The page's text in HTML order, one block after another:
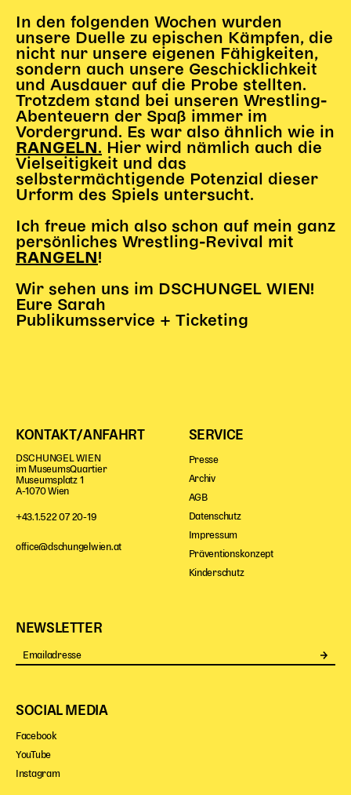
PÄDAGOGIK
Kunst + Wissen
Rund um den Vorstellungsbesuch
Begleitmaterial
TheaterPaket
Partnerklasse + Partnerschule
Schulabenteuernacht
Probenklasse
Vorstellungen für pädagogische Institutionen
PädagogikClub
Sommerfest
Wem gehört die Bühne?
House of Hybrid Rebels
HAUS
Künstler*innen 2025/26
Bühnen + Studios
Partner*innen
20 Jahre Dschungel Wien
In den folgenden Wochen wurden
unsere Duelle zu epischen Kämpfen, die
nicht nur unsere eigenen Fähigkeiten,
sondern auch unsere Geschicklichkeit
und Ausdauer auf die Probe stellten.
Trotzdem stand bei unseren Wrestling-
Abenteuern der Spaß immer im
Vordergrund. Es war also ähnlich wie in
RANGELN . Hier wird nämlich auch die
Vielseitigkeit und das
selbstermächtigende Potenzial dieser
Urform des Spiels untersucht.
Ich freue mich also schon auf mein ganz
persönliches Wrestling-Revival mit
RANGELN !
Wir sehen uns im DSCHUNGEL WIEN!
Eure Sarah
Publikumsservice + Ticketing
KONTAKT/ANFAHRT
DSCHUNGEL WIEN
im MuseumsQuartier
Museumsplatz 1
A-1070 Wien
+43.1.522 07 20-19
office@dschungelwien.at
SERVICE
Presse
Archiv
AGB
Datenschutz
Impressum
Präventionskonzept
Kinderschutz
NEWSLETTER
SOCIAL MEDIA
Facebook
YouTube
Instagram